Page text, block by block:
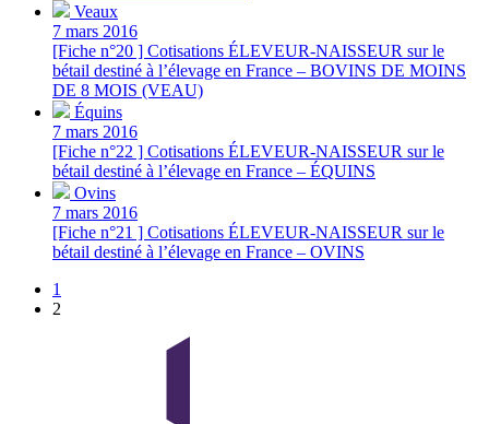
Veaux
7 mars 2016
[Fiche n°20 ] Cotisations ÉLEVEUR-NAISSEUR sur le
bétail destiné à l’élevage en France – BOVINS DE MOINS
DE 8 MOIS (VEAU)
Équins
7 mars 2016
[Fiche n°22 ] Cotisations ÉLEVEUR-NAISSEUR sur le
bétail destiné à l’élevage en France – ÉQUINS
Ovins
7 mars 2016
[Fiche n°21 ] Cotisations ÉLEVEUR-NAISSEUR sur le
bétail destiné à l’élevage en France – OVINS
1
2